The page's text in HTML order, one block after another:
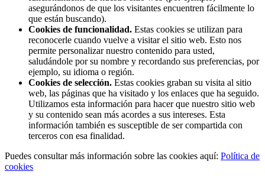
asegurándonos de que los visitantes encuentren fácilmente lo
que están buscando).
Cookies de funcionalidad. Estas cookies se utilizan para
reconocerle cuando vuelve a visitar el sitio web. Esto nos
permite personalizar nuestro contenido para usted,
saludándole por su nombre y recordando sus preferencias, por
ejemplo, su idioma o región.
Cookies de selección. Estas cookies graban su visita al sitio
web, las páginas que ha visitado y los enlaces que ha seguido.
Utilizamos esta información para hacer que nuestro sitio web
y su contenido sean más acordes a sus intereses. Esta
información también es susceptible de ser compartida con
terceros con esa finalidad.
Puedes consultar más información sobre las cookies aquí: Política de
cookies